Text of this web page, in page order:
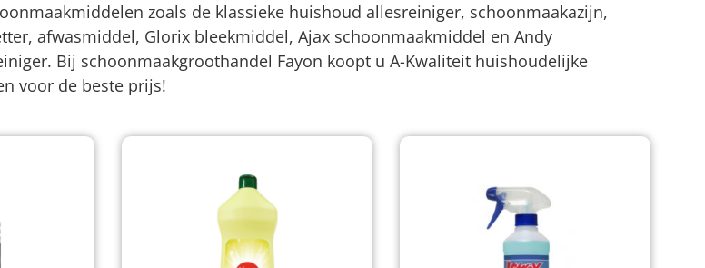
zoals de klassieke huishoud allesreiniger, schoonmaakazijn,
afwasmiddel, Glorix bleekmiddel, Ajax schoonmaakmiddel en Andy
Bij schoonmaakgroothandel Fayon koopt u A-Kwaliteit huishoudelijke
voor de beste prijs!